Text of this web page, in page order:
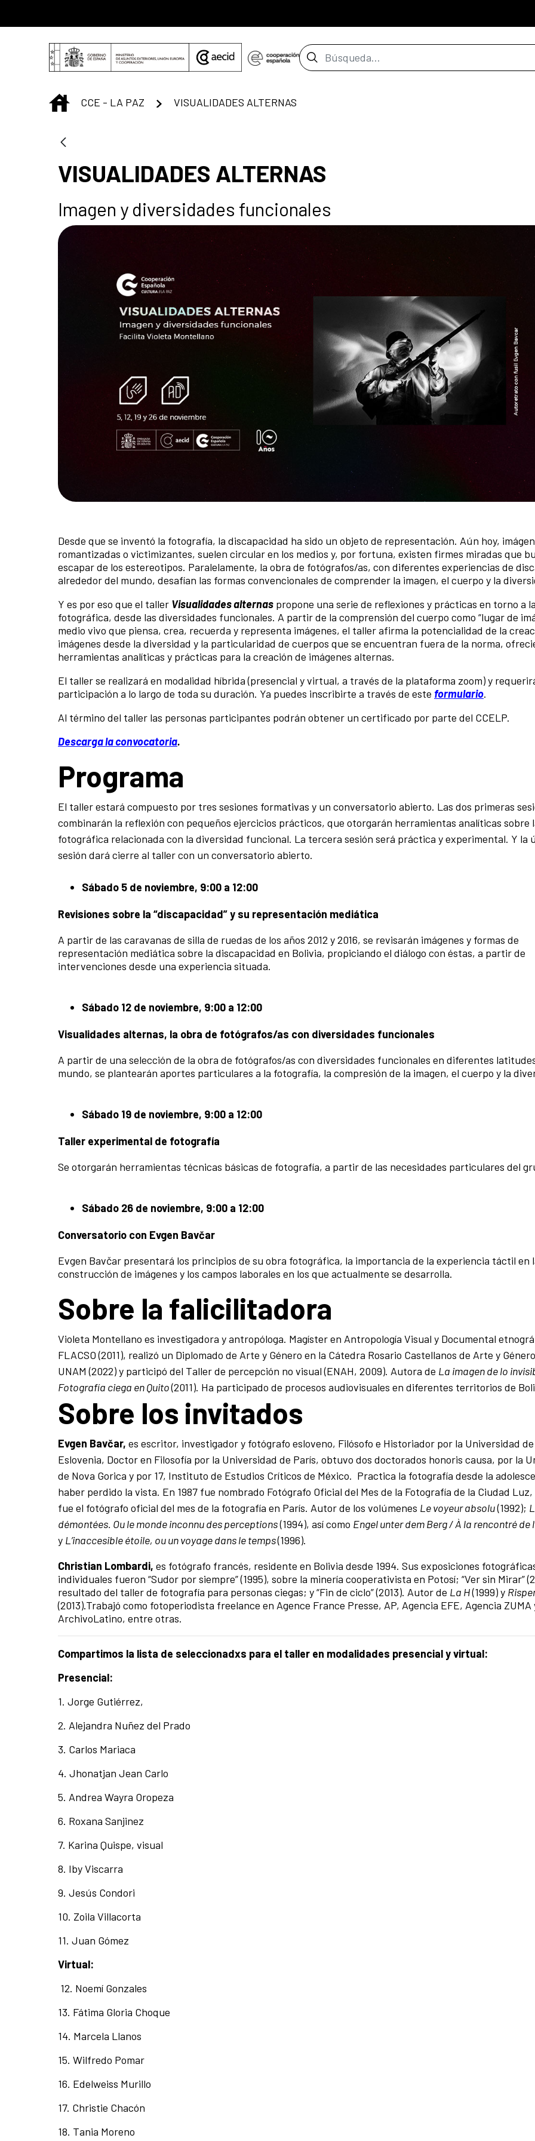
Barra de búsqueda
INICIO
CCE - LA PAZ VISUALIDADES ALTERNAS
VISUALIDADES ALTERNAS
Imagen y diversidades funcionales
Desde que se inventó la fotografía, la discapacidad ha sido un objeto de representación. Aún hoy,
romantizadas o victimizantes, suelen circular en los medios y, por fortuna, existen firmes miradas que
escapar de los estereotipos. Paralelamente, la obra de fotógrafos/as, con diferentes experiencias de
alrededor del mundo, desafían las formas convencionales de comprender la imagen, el cuerpo y la
Y es por eso que el taller Visualidades alternas propone una serie de reflexiones y prácticas en torno a
fotográfica, desde las diversidades funcionales. A partir de la comprensión del cuerpo como “lugar de
medio vivo que piensa, crea, recuerda y representa imágenes, el taller afirma la potencialidad de la
imágenes desde la diversidad y la particularidad de cuerpos que se encuentran fuera de la norma,
herramientas analíticas y prácticas para la creación de imágenes alternas.
El taller se realizará en modalidad híbrida (presencial y virtual, a través de la plataforma zoom) y
participación a lo largo de toda su duración. Ya puedes inscribirte a través de este formulario.
Al término del taller las personas participantes podrán obtener un certificado por parte del CCELP.
Descarga la convocatoria.
Programa
El taller estará compuesto por tres sesiones formativas y un conversatorio abierto. Las dos primeras
combinarán la reflexión con pequeños ejercicios prácticos, que otorgarán herramientas analíticas sobre
fotográfica relacionada con la diversidad funcional. La tercera sesión será práctica y experimental. Y la
sesión dará cierre al taller con un conversatorio abierto.
Sábado 5 de noviembre, 9:00 a 12:00
Revisiones sobre la “discapacidad” y su representación mediática
A partir de las caravanas de silla de ruedas de los años 2012 y 2016, se revisarán imágenes y formas de
representación mediática sobre la discapacidad en Bolivia, propiciando el diálogo con éstas, a partir de
intervenciones desde una experiencia situada.
Sábado 12 de noviembre, 9:00 a 12:00
Visualidades alternas, la obra de fotógrafos/as con diversidades funcionales
A partir de una selección de la obra de fotógrafos/as con diversidades funcionales en diferentes
mundo, se plantearán aportes particulares a la fotografía, la compresión de la imagen, el cuerpo y la
Sábado 19 de noviembre, 9:00 a 12:00
Taller experimental de fotografía
Se otorgarán herramientas técnicas básicas de fotografía, a partir de las necesidades particulares del
Sábado 26 de noviembre, 9:00 a 12:00
Conversatorio con Evgen Bavčar
Evgen Bavčar presentará los principios de su obra fotográfica, la importancia de la experiencia táctil en
construcción de imágenes y los campos laborales en los que actualmente se desarrolla.
Sobre la falicilitadora
Violeta Montellano es investigadora y antropóloga. Magíster en Antropología Visual y Documental
FLACSO (2011), realizó un Diplomado de Arte y Género en la Cátedra Rosario Castellanos de Arte y
UNAM (2022) y participó del Taller de percepción no visual (ENAH, 2009). Autora de La imagen de lo
Fotografía ciega en Quito(2011). Ha participado de procesos audiovisuales en diferentes territorios de
Sobre los invitados
Evgen Bavčar, es escritor, investigador y fotógrafo esloveno, Filósofo e Historiador por la Universidad
Eslovenia, Doctor en Filosofía por la Universidad de París, obtuvo dos doctorados honoris causa, por la
de Nova Gorica y por 17, Instituto de Estudios Críticos de México. Practica la fotografía desde la
haber perdido la vista. En 1987 fue nombrado Fotógrafo Oficial del Mes de la Fotografía de la Ciudad Luz,
fue el fotógrafo oficial del mes de la fotografía en París. Autor de los volúmenes Le voyeur absolu(1992);
démontées. Ou le monde inconnu des perceptions(1994), así como Engel unter dem Berg / À la rencontré de
y L’inaccesible étoile, ou un voyage dans le temps(1996).
Christian Lombardi, es fotógrafo francés, residente en Bolivia desde 1994. Sus exposiciones
individuales fueron “Sudor por siempre” (1995), sobre la minería cooperativista en Potosí; “Ver sin Mirar”
resultado del taller de fotografía para personas ciegas; y “Fin de ciclo” (2013). Autor de La H(1999) y
(2013).Trabajó como fotoperiodista freelance en Agence France Presse, AP, Agencia EFE, Agencia ZUMA
ArchivoLatino, entre otras.
Compartimos la lista de seleccionadxs para el taller en modalidades presencial y virtual:
Presencial:
1. Jorge Gutiérrez,
2. Alejandra Nuñez del Prado
3. Carlos Mariaca
4. Jhonatjan Jean Carlo
5. Andrea Wayra Oropeza
6. Roxana Sanjinez
7. Karina Quispe, visual
8. Iby Viscarra
9. Jesús Condori
10. Zoila Villacorta
11. Juan Gómez
Virtual:
12. Noemí Gonzales
13. Fátima Gloria Choque
14. Marcela Llanos
15. Wilfredo Pomar
16. Edelweiss Murillo
17. Christie Chacón
18. Tania Moreno